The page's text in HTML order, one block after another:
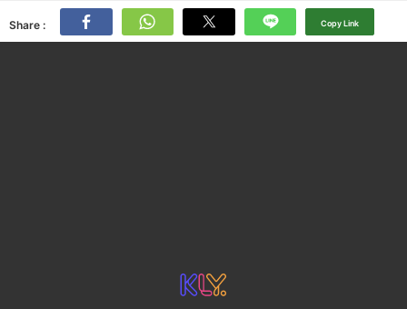
Share : Copy Link